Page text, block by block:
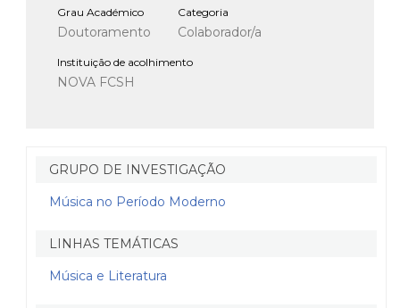
Grau Académico
Doutoramento
Categoria
Colaborador/a
Instituição de acolhimento
NOVA FCSH
GRUPO DE INVESTIGAÇÃO
Música no Período Moderno
LINHAS TEMÁTICAS
Música e Literatura